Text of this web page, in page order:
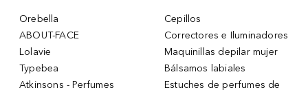
Orebella
ABOUT-FACE
Lolavie
Typebea
Atkinsons - Perfumes
Cepillos
Correctores e Iluminadores
Maquinillas depilar mujer
Bálsamos labiales
Estuches de perfumes de